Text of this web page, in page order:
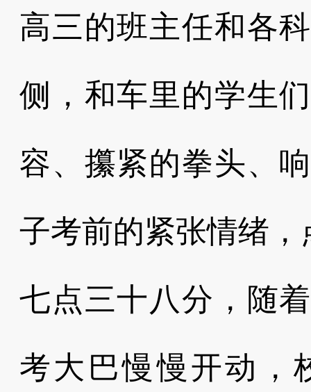
高三的班主任和各
侧，和车里的学生
容、攥紧的拳头、
子考前的紧张情绪
七点三十八分，随
考大巴慢慢开动，